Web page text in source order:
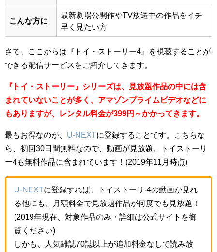
こんな方に
最新劇場公開作やTV放送中の作品をイチ
早く見たい方
さて、ここからは『トイ・ストーリー4』を視聴することが
できる配信サービスをご紹介してきます。
『トイ・ストーリー』シリーズは、見放題作品の中には含
まれていないことが多く、 アマゾンプライムビデオなどに
もありますが、レンタル料金が399円～かかってきます。
最もお得なのが、 U-NEXTに登録することです。こちらな
ら、初回30日間無料なので、動画が見放題。トイストーリ
ー4も無料作品に含まれています！(2019年11月時点)
U-NEXTに登録すれば、トイストーリ-4の動画が見れ
る他にも、月額料金で見放題作品が何度でも見放題！
(2019年現在、対象作品のみ・詳細は公式サイトを御
覧ください)
しかも、人気雑誌70誌以上が追加料金なしで読み放